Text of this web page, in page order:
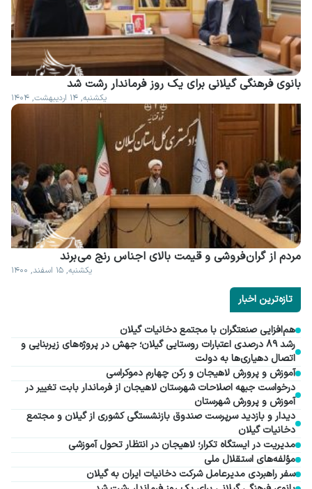
بانوی فرهنگی گیلانی برای یک روز فرماندار رشت شد
یکشنبه, ۱۴ اردیبهشت, ۱۴۰۴
مردم از گران فروشی و قیمت بالای اجناس رنج می برند
یکشنبه, ۱۵ اسفند, ۱۴۰۰
تازه‌ترین اخبار
هم‌افزایی صنعتگران با مجتمع دخانیات گیلان
رشد ۸۹ درصدی اعتبارات روستایی گیلان؛ جهش در پروژه‌های زیربنایی و
اتصال دهیاری‌ها به دولت
آموزش و پرورش لاهیجان و رکن چهارم دموکراسی
درخواست جبهه اصلاحات شهرستان لاهیجان از فرماندار بابت تغییر در
آموزش و پرورش شهرستان
دیدار و بازدید سرپرست صندوق بازنشستگی کشوری از گیلان و مجتمع
دخانیات گیلان
مدیریت در ایستگاه تکرار؛ لاهیجان در انتظار تحول آموزشی
مؤلفه‌های استقلال ملی
سفر راهبردی مدیرعامل شرکت دخانیات ایران به گیلان